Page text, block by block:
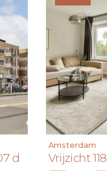
d
Amsterdam
Vrijzicht 118